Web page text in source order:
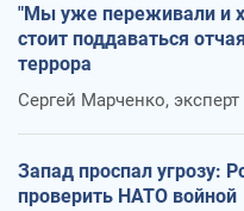
"Мы уже переживали и
стоит поддаваться
террора
Сергей Марченко, эксперт
Запад проспал угрозу:
проверить НАТО войной